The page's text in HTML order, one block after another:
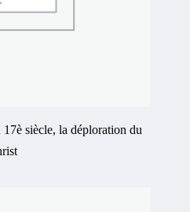
siècle, la déploration du